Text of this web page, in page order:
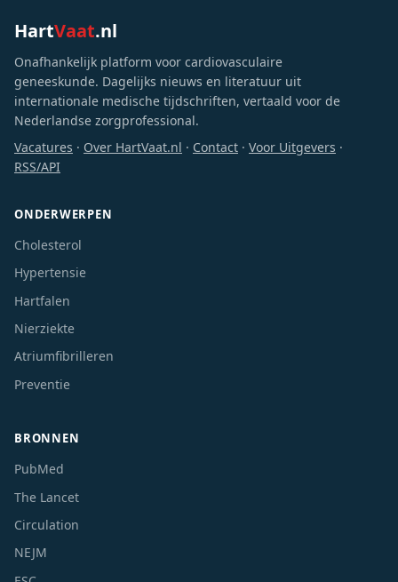
HartVaat.nl
Onafhankelijk platform voor cardiovasculaire
geneeskunde. Dagelijks nieuws en literatuur uit
internationale medische tijdschriften, vertaald voor de
Nederlandse zorgprofessional.
Vacatures · Over HartVaat.nl · Contact · Voor Uitgevers ·
RSS/API
ONDERWERPEN
Cholesterol
Hypertensie
Hartfalen
Nierziekte
Atriumfibrilleren
Preventie
BRONNEN
PubMed
The Lancet
Circulation
NEJM